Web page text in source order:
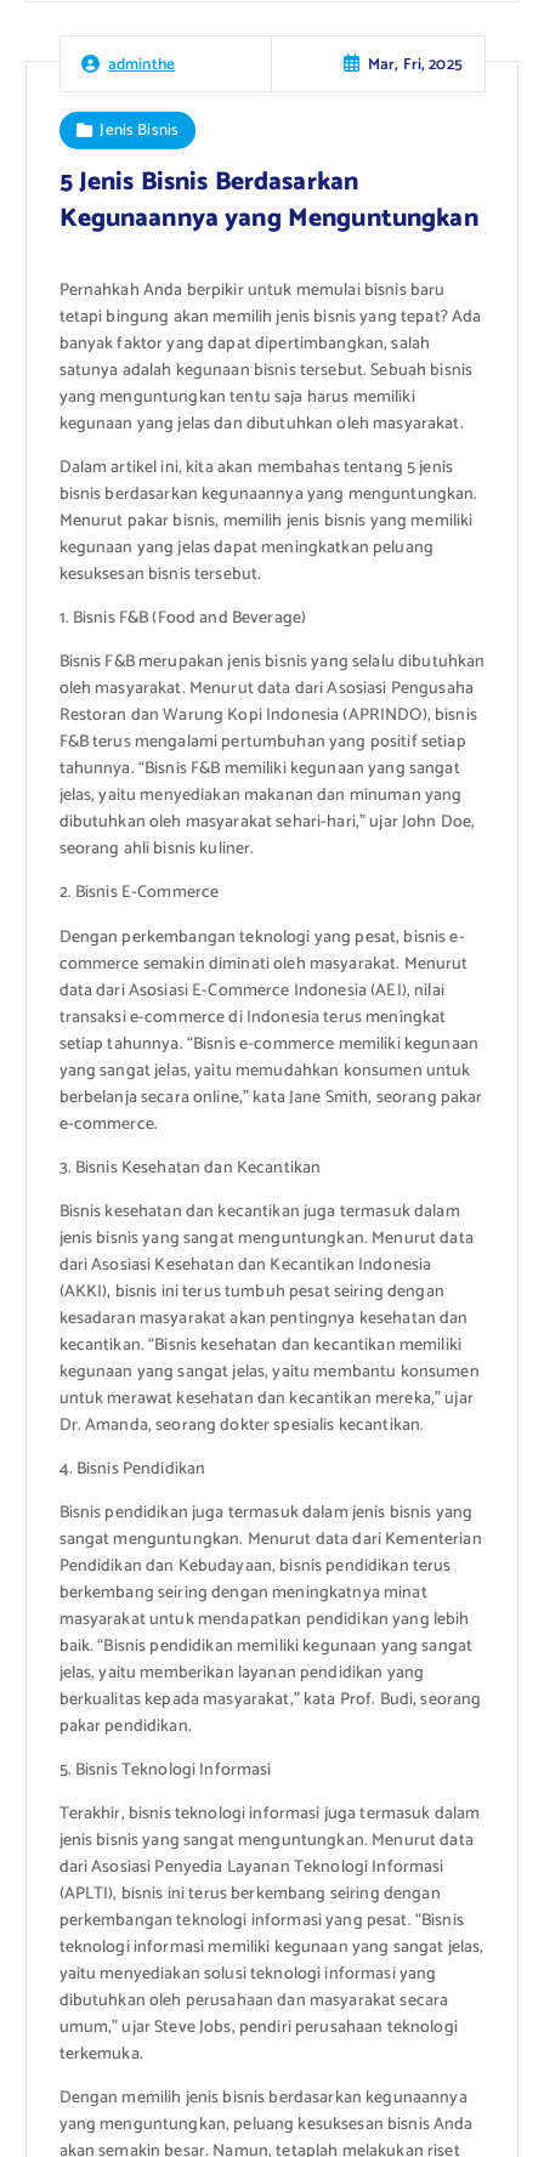
adminthe Mar, Fri, 2025
Jenis Bisnis
5 Jenis Bisnis Berdasarkan
Kegunaannya yang Menguntungkan
Pernahkah Anda berpikir untuk memulai bisnis baru
tetapi bingung akan memilih jenis bisnis yang tepat? Ada
banyak faktor yang dapat dipertimbangkan, salah
satunya adalah kegunaan bisnis tersebut. Sebuah bisnis
yang menguntungkan tentu saja harus memiliki
kegunaan yang jelas dan dibutuhkan oleh masyarakat.
Dalam artikel ini, kita akan membahas tentang 5 jenis
bisnis berdasarkan kegunaannya yang menguntungkan.
Menurut pakar bisnis, memilih jenis bisnis yang memiliki
kegunaan yang jelas dapat meningkatkan peluang
kesuksesan bisnis tersebut.
1. Bisnis F&B (Food and Beverage)
Bisnis F&B merupakan jenis bisnis yang selalu dibutuhkan
oleh masyarakat. Menurut data dari Asosiasi Pengusaha
Restoran dan Warung Kopi Indonesia (APRINDO), bisnis
F&B terus mengalami pertumbuhan yang positif setiap
tahunnya. “Bisnis F&B memiliki kegunaan yang sangat
jelas, yaitu menyediakan makanan dan minuman yang
dibutuhkan oleh masyarakat sehari-hari,” ujar John Doe,
seorang ahli bisnis kuliner.
2. Bisnis E-Commerce
Dengan perkembangan teknologi yang pesat, bisnis e-
commerce semakin diminati oleh masyarakat. Menurut
data dari Asosiasi E-Commerce Indonesia (AEI), nilai
transaksi e-commerce di Indonesia terus meningkat
setiap tahunnya. “Bisnis e-commerce memiliki kegunaan
yang sangat jelas, yaitu memudahkan konsumen untuk
berbelanja secara online,” kata Jane Smith, seorang pakar
e-commerce.
3. Bisnis Kesehatan dan Kecantikan
Bisnis kesehatan dan kecantikan juga termasuk dalam
jenis bisnis yang sangat menguntungkan. Menurut data
dari Asosiasi Kesehatan dan Kecantikan Indonesia
(AKKI), bisnis ini terus tumbuh pesat seiring dengan
kesadaran masyarakat akan pentingnya kesehatan dan
kecantikan. “Bisnis kesehatan dan kecantikan memiliki
kegunaan yang sangat jelas, yaitu membantu konsumen
untuk merawat kesehatan dan kecantikan mereka,” ujar
Dr. Amanda, seorang dokter spesialis kecantikan.
4. Bisnis Pendidikan
Bisnis pendidikan juga termasuk dalam jenis bisnis yang
sangat menguntungkan. Menurut data dari Kementerian
Pendidikan dan Kebudayaan, bisnis pendidikan terus
berkembang seiring dengan meningkatnya minat
masyarakat untuk mendapatkan pendidikan yang lebih
baik. “Bisnis pendidikan memiliki kegunaan yang sangat
jelas, yaitu memberikan layanan pendidikan yang
berkualitas kepada masyarakat,” kata Prof. Budi, seorang
pakar pendidikan.
5. Bisnis Teknologi Informasi
Terakhir, bisnis teknologi informasi juga termasuk dalam
jenis bisnis yang sangat menguntungkan. Menurut data
dari Asosiasi Penyedia Layanan Teknologi Informasi
(APLTI), bisnis ini terus berkembang seiring dengan
perkembangan teknologi informasi yang pesat. “Bisnis
teknologi informasi memiliki kegunaan yang sangat jelas,
yaitu menyediakan solusi teknologi informasi yang
dibutuhkan oleh perusahaan dan masyarakat secara
umum,” ujar Steve Jobs, pendiri perusahaan teknologi
terkemuka.
Dengan memilih jenis bisnis berdasarkan kegunaannya
yang menguntungkan, peluang kesuksesan bisnis Anda